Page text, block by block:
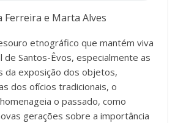
Ferreira e Marta Alves
etnográfico que mantém viva
de Santos-Êvos, especialmente as
da exposição dos objetos,
dos ofícios tradicionais, o
o passado, como
gerações sobre a importância